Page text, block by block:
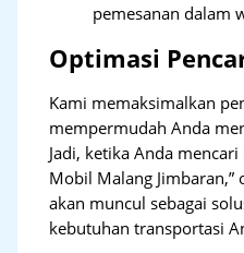
pemesanan dalam
Optimasi
Kami memaksimalkan
mempermudah Anda
Jadi, ketika Anda
Mobil Malang Jimbaran,”
akan muncul sebagai
kebutuhan transportasi